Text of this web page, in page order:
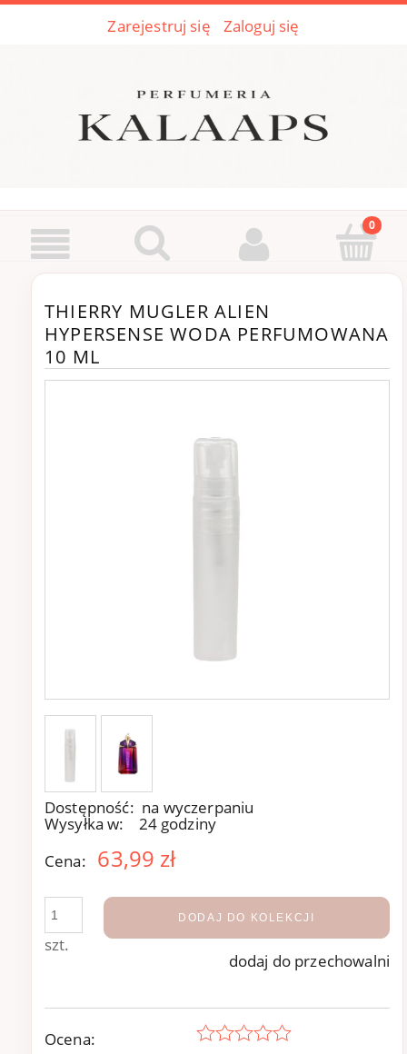
Zarejestruj się Zaloguj się
THIERRY MUGLER ALIEN
HYPERSENSE WODA PERFUMOWANA
10 ML
Dostępność: na wyczerpaniu
Wysyłka w:
24 godziny
Cena:
63,99 zł
szt.
DODAJ DO KOLEKCJI
dodaj do przechowalni
Ocena: